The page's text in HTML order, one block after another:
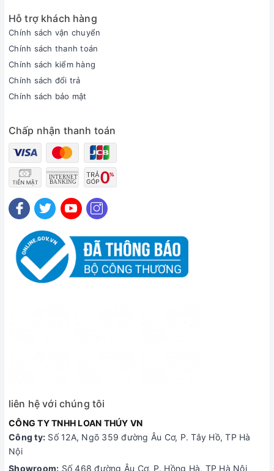
Hỗ trợ khách hàng
Chính sách vận chuyển
Chính sách thanh toán
Chính sách kiểm hàng
Chính sách đổi trả
Chính sách bảo mật
Chấp nhận thanh toán
liên hệ với chúng tôi
CÔNG TY TNHH LOAN THÚY VN
Công ty: Số 12A, Ngõ 359 đường Âu Cơ, P. Tây Hồ, TP Hà
Nội
Showroom: Số 468 đường Âu Cơ, P. Hồng Hà, TP Hà Nội